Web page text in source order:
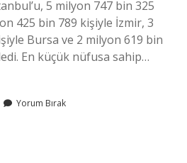
5 milyon 747 bin 325
425 bin 789 kişiyle İzmir, 3
Bursa ve 2 milyon 619 bin
En küçük nüfusa sahip…
Yorum Bırak